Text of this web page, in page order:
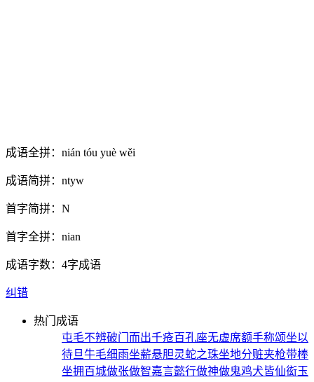
成语全拼： nián tóu yuè wěi
成语简拼： ntyw
首字简拼： N
首字全拼： nian
成语字数： 4字成语
纠错
热门成语
屯毛不辨破门而出千疮百孔座无虚席额手称颂坐以
待旦牛毛细雨坐薪悬胆灵蛇之珠坐地分赃夹枪带棒
坐拥百城做张做智嘉言懿行做神做鬼鸡犬皆仙衒玉